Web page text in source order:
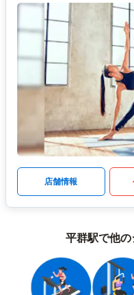
店舗情報
平群駅で他